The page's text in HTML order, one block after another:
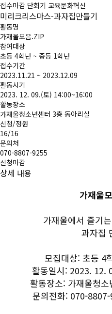
접수마감 단회기 교육문화혁신
미리크리스마스-과자집만들기
활동명
가재울모음.ZIP
참여대상
초등 4학년 ~ 중등 1학년
접수기간
2023.11.21 ~ 2023.12.09
활동시기
2023. 12. 09.(토) 14:00~16:00
활동장소
가재울청소년센터 3층 동아리실
신청/정원
16/16
문의처
070-8807-9255
신청마감
상세 내용
가재울
가재울에서 즐기
과자집
모집대상: 초등 4
활동일시: 2023. 12.
활동장소: 가재울청
문의전화: 070-